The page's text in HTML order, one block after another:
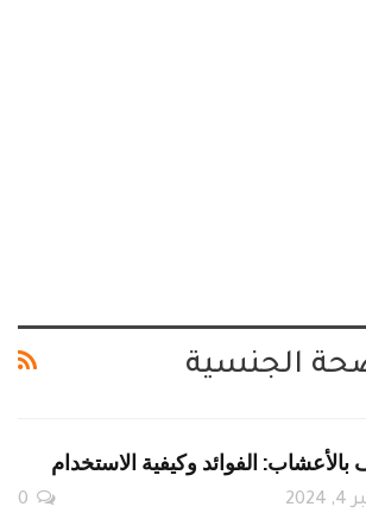
الجنسية
الفوائد وكيفية الاستخدام